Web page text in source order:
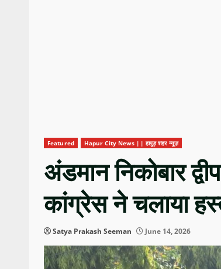
Featured Hapur City News || हापुड़ शहर न्यूज़
अंडमान निकोबार
कांग्रेस ने चलाया
Satya Prakash Seeman June 14, 2026